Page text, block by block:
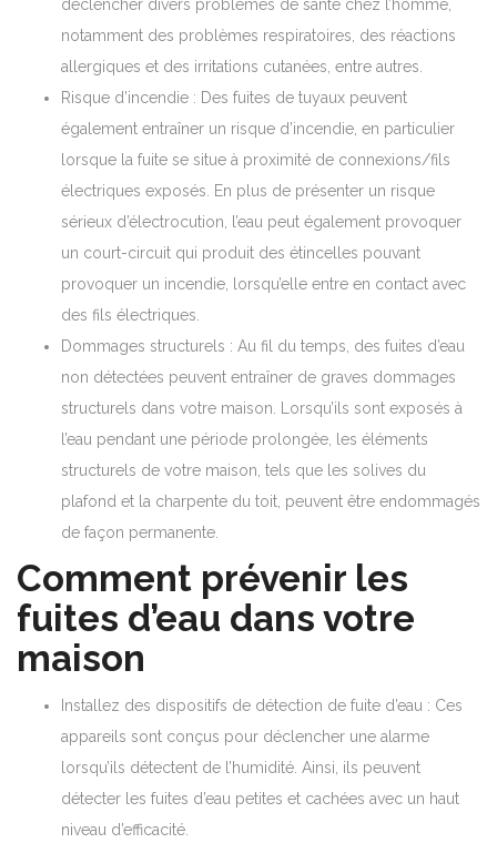
déclencher divers problèmes de santé chez l’homme,
notamment des problèmes respiratoires, des réactions
allergiques et des irritations cutanées, entre autres.
Risque d’incendie : Des fuites de tuyaux peuvent
également entraîner un risque d’incendie, en particulier
lorsque la fuite se situe à proximité de connexions/fils
électriques exposés. En plus de présenter un risque
sérieux d’électrocution, l’eau peut également provoquer
un court-circuit qui produit des étincelles pouvant
provoquer un incendie, lorsqu’elle entre en contact avec
des fils électriques.
Dommages structurels : Au fil du temps, des fuites d’eau
non détectées peuvent entraîner de graves dommages
structurels dans votre maison. Lorsqu’ils sont exposés à
l’eau pendant une période prolongée, les éléments
structurels de votre maison, tels que les solives du
plafond et la charpente du toit, peuvent être endommagés
de façon permanente.
Comment prévenir les
fuites d’eau dans votre
maison
Installez des dispositifs de détection de fuite d’eau : Ces
appareils sont conçus pour déclencher une alarme
lorsqu’ils détectent de l’humidité. Ainsi, ils peuvent
détecter les fuites d’eau petites et cachées avec un haut
niveau d’efficacité.